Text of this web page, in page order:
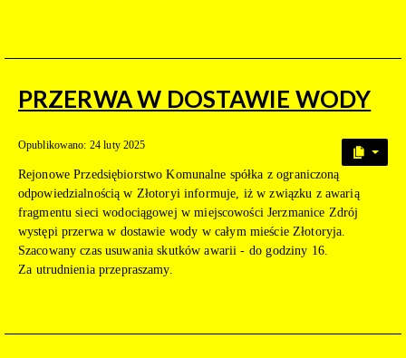
PRZERWA W DOSTAWIE WODY
Opublikowano: 24 luty 2025
Rejonowe Przedsiębiorstwo Komunalne spółka z ograniczoną
odpowiedzialnością w Złotoryi informuje, iż w związku z awarią
fragmentu sieci wodociągowej w miejscowości Jerzmanice Zdrój
występi przerwa w dostawie wody w całym mieście Złotoryja.
Szacowany czas usuwania skutków awarii - do godziny 16.
Za utrudnienia przepraszamy.